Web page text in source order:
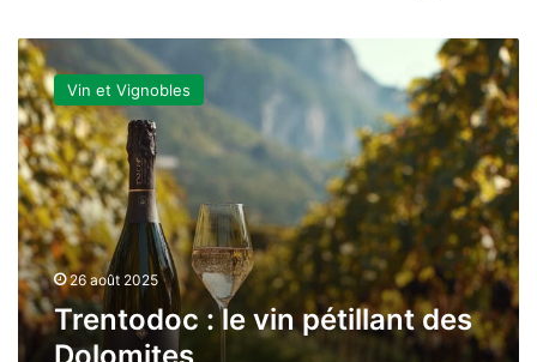
Trentodoc
:
le
vin
pétillant
des
Dolomites
Vin et Vignobles
26 août 2025
Trentodoc : le vin pétillant des